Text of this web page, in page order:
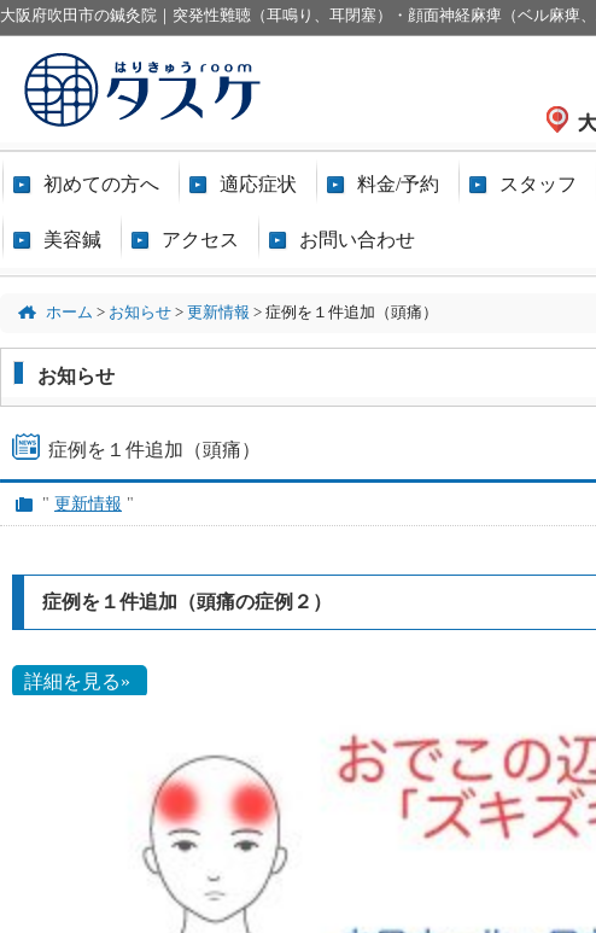
大阪府吹田市の鍼灸院｜突発性難聴（耳鳴り、耳閉塞）・顔面神経麻痺（ベル麻痺
初めての方へ 適応症状 料金/予約 スタッフ
美容鍼 アクセス お問い合わせ
ホーム > お知らせ > 更新情報 > 症例を１件追加（頭痛）
お知らせ
症例を１件追加（頭痛）
" 更新情報 "
症例を１件追加（頭痛の症例２）
詳細を見る»